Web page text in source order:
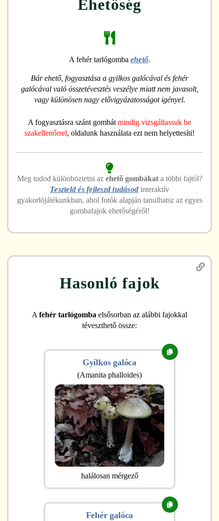
Ehetőség
A fehér tarlógomba ehető.
Bár ehető, fogyasztása a gyilkos galócával és fehér
galócával való összetévesztés veszélye miatt nem javasolt,
vagy különösen nagy elővigyázatosságot igényel.
A fogyasztásra szánt gombát mindig vizsgáltassuk be
szakellenőrrel, oldalunk használata ezt nem helyettesíti!
Meg tudod különböztetni az ehetőgombákata többi fajtól?
Teszteld és fejleszd tudásod interaktív
gyakorlójátékunkban, ahol fotók alapján tanulhatsz az egyes
gombafajok ehetőségéről!
Hasonló fajok
A fehér tarlógomba elsősorban az alábbi fajokkal
téveszthető össze:
Gyilkos galóca
(Amanita phalloides)
halálosan mérgező
Fehér galóca